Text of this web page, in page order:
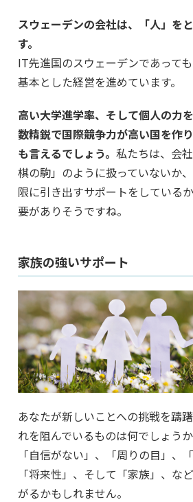
スウェーデンの会社は、「人」を
す。
IT先進国のスウェーデンであって
基本とした経営を進めています。
高い大学進学率、そして個人の力
数精鋭で国際競争力が高い国を作
も言えるでしょう。 私たちは、会
棋の駒」のように扱っていないか
限に引き出すサポートをしている
要がありそうですね。
家族の強いサポート
あなたが新しいことへの挑戦を躊
れを阻んでいるものは何でしょう
「自信がない」、「周りの目」、
「将来性」、そして「家族」、な
がるかもしれません。